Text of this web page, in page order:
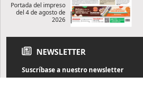
Portada del impreso
del 4 de agosto de
2026
NEWSLETTER
Suscríbase a nuestro newsletter
Reciba diariamente información de